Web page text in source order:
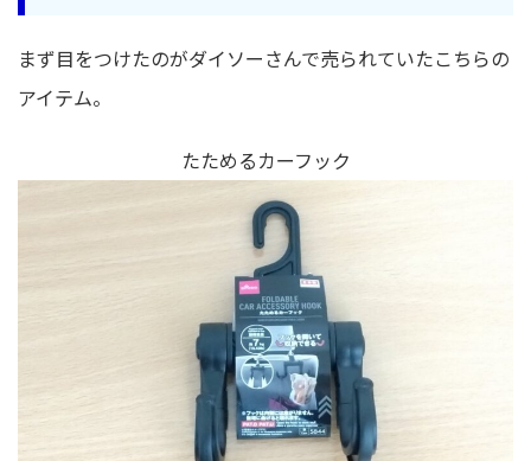
まず目をつけたのがダイソーさんで売られていたこちらの
アイテム。
たためるカーフック